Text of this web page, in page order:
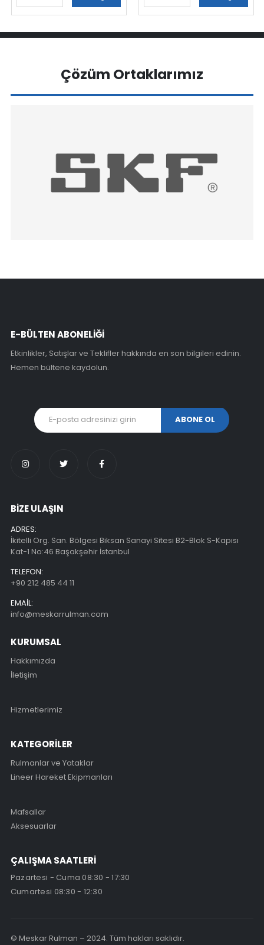
Çözüm Ortaklarımız
E-BÜLTEN ABONELİĞİ
Etkinlikler, Satışlar ve Teklifler hakkında en son bilgileri edinin.
Hemen bültene kaydolun.
BİZE ULAŞIN
ADRES:
İkitelli Org. San. Bölgesi Biksan Sanayi Sitesi B2-Blok S-Kapısı
Kat-1 No:46 Başakşehir İstanbul
TELEFON:
+90 212 485 44 11
EMAIL:
info@meskarrulman.com
KURUMSAL
Hakkımızda
İletişim
Hizmetlerimiz
KATEGORİLER
Rulmanlar ve Yataklar
Lineer Hareket Ekipmanları
Mafsallar
Aksesuarlar
ÇALIŞMA SAATLERİ
Pazartesi - Cuma 08:30 - 17:30
Cumartesi 08:30 - 12:30
© Meskar Rulman – 2024. Tüm hakları saklıdır.